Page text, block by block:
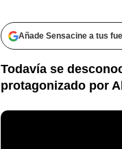
Añade Sensacine a tus
Todavía se
protagonizado por